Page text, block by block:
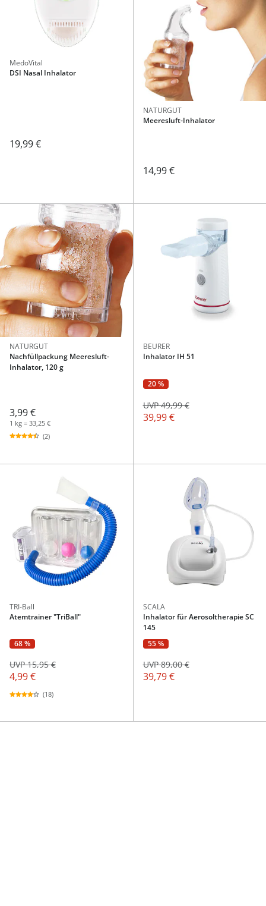
MedoVital
DSI Nasal Inhalator
19,99 €
NATURGUT
Meeresluft-Inhalator
14,99 €
NATURGUT
Nachfüllpackung Meeresluft-
Inhalator, 120 g
3,99 €
1 kg = 33,25 €
(2)
BEURER
Inhalator IH 51
20 %
39,99 €
UVP 49,99 €
TRI-Ball
Atemtrainer "TriBall"
68 %
4,99 €
UVP 15,95 €
(18)
SCALA
Inhalator für Aerosoltherapie SC
145
55 %
39,79 €
UVP 89,00 €